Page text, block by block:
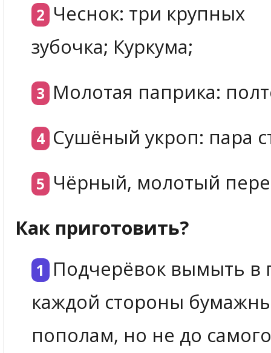
Чеснок: три крупных
зубочка; Куркума;
Молотая паприка:
Сушёный укроп: пара
Чёрный, молотый
Как приготовить?
Подчерёвок вымыть в
каждой стороны
пополам, но не до